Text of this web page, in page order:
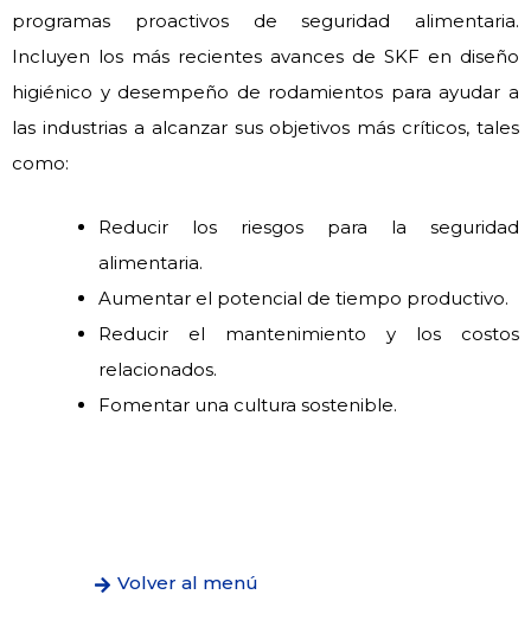
programas proactivos de seguridad alimentaria.
Incluyen los más recientes avances de SKF en diseño
higiénico y desempeño de rodamientos para ayudar a
las industrias a alcanzar sus objetivos más críticos, tales
como:
Reducir los riesgos para la seguridad
alimentaria.
Aumentar el potencial de tiempo productivo.
Reducir el mantenimiento y los costos
relacionados.
Fomentar una cultura sostenible.
Volver al menú